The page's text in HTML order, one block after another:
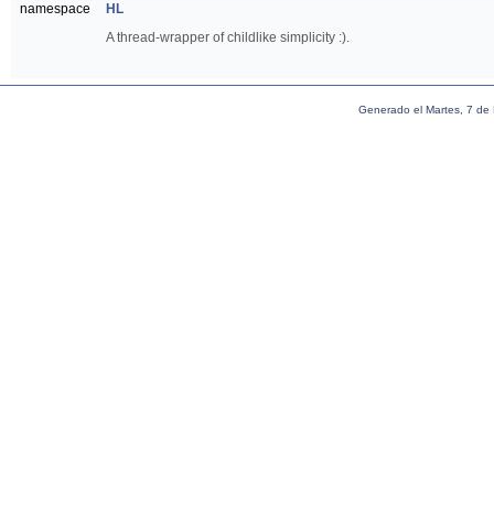
namespace
HL
A thread-wrapper of childlike simplicity :).
Generado el Martes, 7